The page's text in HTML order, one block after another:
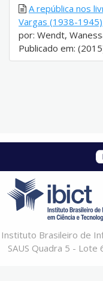
A república nos
Vargas (1938-1945)
por: Wendt,
Publicado em:
Instituto Brasileiro de
SAUS Quadra 5 - Lote